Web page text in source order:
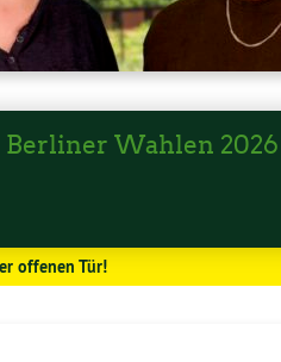
Berliner Wahlen 2026
offenen Tür!